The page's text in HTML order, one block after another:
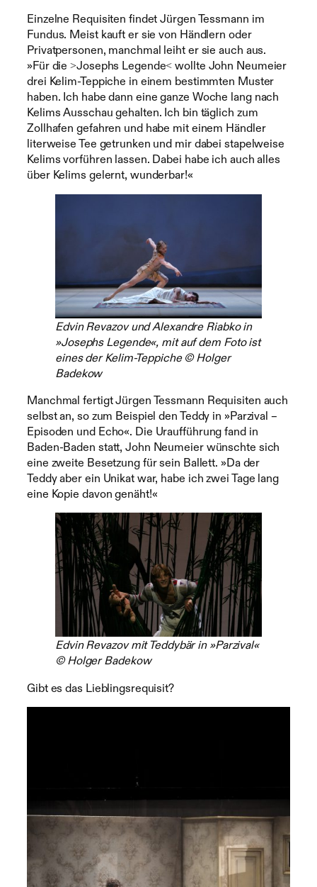
Einzelne Requisiten findet Jürgen Tessmann im
Fundus. Meist kauft er sie von Händlern oder
Privatpersonen, manchmal leiht er sie auch aus.
»Für die ˃Josephs Legende˂ wollte John Neumeier
drei Kelim-Teppiche in einem bestimmten Muster
haben. Ich habe dann eine ganze Woche lang nach
Kelims Ausschau gehalten. Ich bin täglich zum
Zollhafen gefahren und habe mit einem Händler
literweise Tee getrunken und mir dabei stapelweise
Kelims vorführen lassen. Dabei habe ich auch alles
über Kelims gelernt, wunderbar!«
Edvin Revazov und Alexandre Riabko in
»Josephs Legende«, mit auf dem Foto ist
eines der Kelim-Teppiche © Holger
Badekow
Manchmal fertigt Jürgen Tessmann Requisiten auch
selbst an, so zum Beispiel den Teddy in »Parzival –
Episoden und Echo«. Die Uraufführung fand in
Baden-Baden statt, John Neumeier wünschte sich
eine zweite Besetzung für sein Ballett. »Da der
Teddy aber ein Unikat war, habe ich zwei Tage lang
eine Kopie davon genäht!«
Edvin Revazov mit Teddybär in »Parzival«
© Holger Badekow
Gibt es das Lieblingsrequisit?